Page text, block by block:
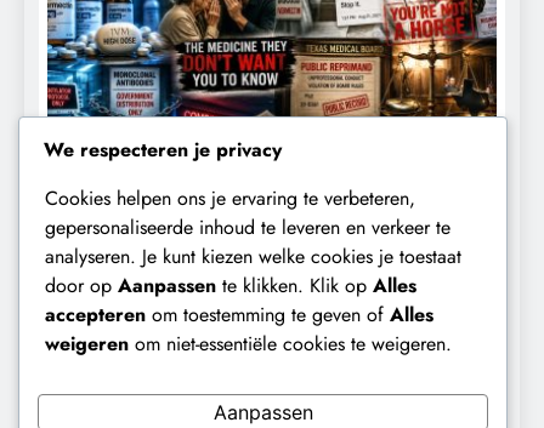
CENSUUR CONTROLE
De medicatie die volgens sommige
kankerpatiënten verborgen blijft voor
hun eigen arts.
We respecteren je privacy
Cookies helpen ons je ervaring te verbeteren,
gepersonaliseerde inhoud te leveren en verkeer te
analyseren. Je kunt kiezen welke cookies je toestaat
door op Aanpassen te klikken. Klik op Alles
accepteren om toestemming te geven of Alles
weigeren om niet-essentiële cookies te weigeren.
Aanpassen